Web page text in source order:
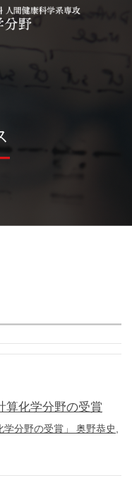
算化学分野の受賞
分野の受賞」 奥野恭史,